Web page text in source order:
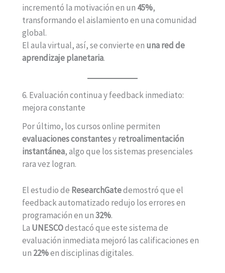
incrementó la motivación en un 45%,
transformando el aislamiento en una comunidad
global.
El aula virtual, así, se convierte en una red de
aprendizaje planetaria.
6. Evaluación continua y feedback inmediato:
mejora constante
Por último, los cursos online permiten
evaluaciones constantesyretroalimentación
instantánea, algo que los sistemas presenciales
rara vez logran.
El estudio de ResearchGatedemostró que el
feedback automatizado redujo los errores en
programación en un32%.
La UNESCOdestacó que este sistema de
evaluación inmediata mejoró las calificaciones en
un 22%en disciplinas digitales.